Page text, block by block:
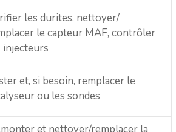
les durites, nettoyer/
le capteur MAF, contrôler
injecteurs
et, si besoin, remplacer le
ou les sondes